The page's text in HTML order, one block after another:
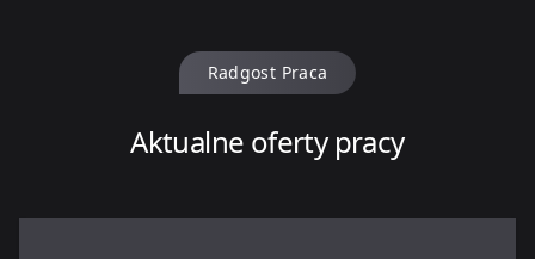
Radgost Praca
Aktualne oferty pracy